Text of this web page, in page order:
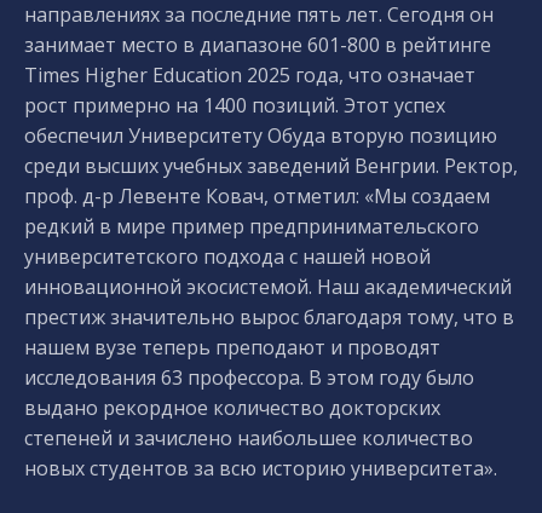
направлениях за последние пять лет. Сегодня он
занимает место в диапазоне 601-800 в рейтинге
Times Higher Education 2025 года, что означает
рост примерно на 1400 позиций. Этот успех
обеспечил Университету Обуда вторую позицию
среди высших учебных заведений Венгрии. Ректор,
проф. д-р Левенте Ковач, отметил: «Мы создаем
редкий в мире пример предпринимательского
университетского подхода с нашей новой
инновационной экосистемой. Наш академический
престиж значительно вырос благодаря тому, что в
нашем вузе теперь преподают и проводят
исследования 63 профессора. В этом году было
выдано рекордное количество докторских
степеней и зачислено наибольшее количество
новых студентов за всю историю университета».